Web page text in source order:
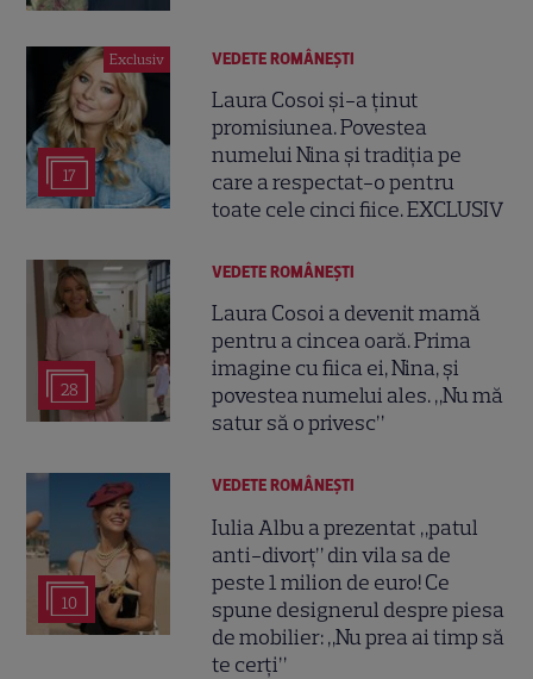
Exclusiv
17
VEDETE ROMÂNEŞTI
Laura Cosoi și-a ținut
promisiunea. Povestea
numelui Nina și tradiția pe
care a respectat-o pentru
toate cele cinci fiice. EXCLUSIV
28
VEDETE ROMÂNEŞTI
Laura Cosoi a devenit mamă
pentru a cincea oară. Prima
imagine cu fiica ei, Nina, și
povestea numelui ales. „Nu mă
satur să o privesc”
10
VEDETE ROMÂNEŞTI
Iulia Albu a prezentat „patul
anti-divorț” din vila sa de
peste 1 milion de euro! Ce
spune designerul despre piesa
de mobilier: „Nu prea ai timp să
te cerți”